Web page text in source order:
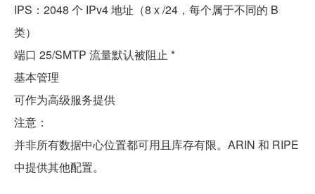
IPS：2048 个 IPv4 地址（8 x /24，每个属于不同的 B
类）
端口 25/SMTP 流量默认被阻止 *
基本管理
可作为高级服务提供
注意：
并非所有数据中心位置都可用且库存有限。ARIN 和 RIPE
中提供其他配置。